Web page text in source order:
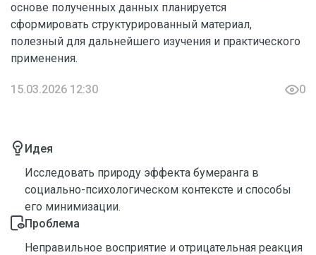
основе полученных данных планируется
сформировать структурированный материал,
полезный для дальнейшего изучения и практического
применения.
15.03.2026 12:30 0
Идея
Исследовать природу эффекта бумеранга в
социально-психологическом контексте и способы
его минимизации.
Проблема
Неправильное восприятие и отрицательная реакция